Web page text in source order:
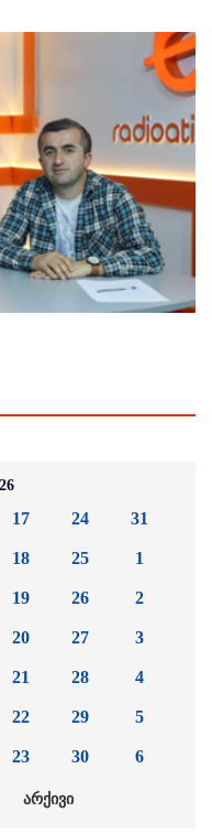
17
18
19
20
21
22
23
24
25
26
27
28
29
30
31
1
2
3
4
5
6